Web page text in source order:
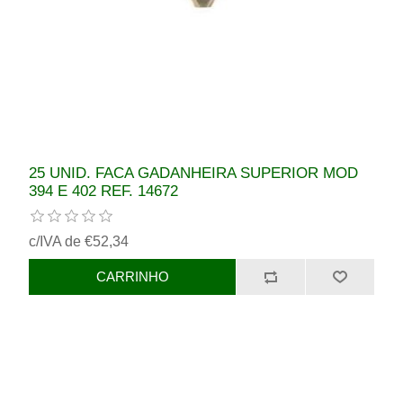
25 UNID. FACA GADANHEIRA SUPERIOR MOD
394 E 402 REF. 14672
c/IVA de €52,34